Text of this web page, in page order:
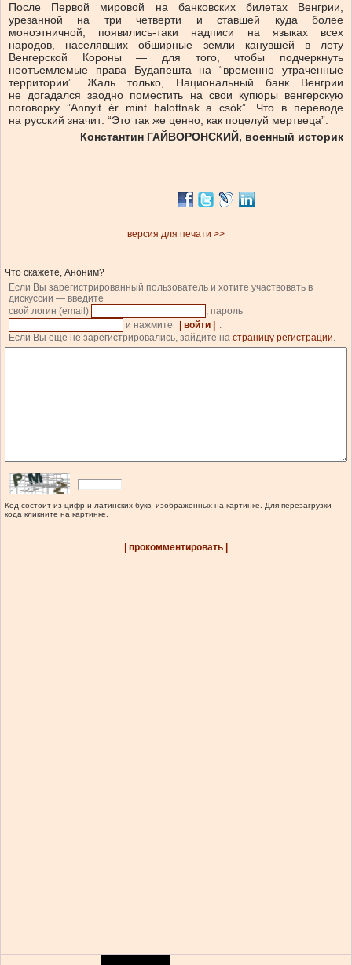
После Первой мировой на банковских билетах Венгрии,
урезанной на три четверти и ставшей куда более
моноэтничной, появились-таки надписи на языках всех
народов, населявших обширные земли канувшей в лету
Венгерской Короны — для того, чтобы подчеркнуть
неотъемлемые права Будапешта на “временно утраченные
территории”. Жаль только, Национальный банк Венгрии
не догадался заодно поместить на свои купюры венгерскую
поговорку ”Annyit ér mint halottnak a csók”. Что в переводе
на русский значит: “Это так же ценно, как поцелуй мертвеца”.
Константин ГАЙВОРОНСКИЙ, военный историк
версия для печати >>
Что скажете, Аноним?
Если Вы зарегистрированный пользователь и хотите участвовать в
дискуссии — введите
свой логин (email)
, пароль
и нажмите
| войти |
.
Если Вы еще не зарегистрировались, зайдите на страницу регистрации.
Код состоит из цифр и латинских букв, изображенных на картинке. Для перезагрузки
кода кликните на картинке.
| прокомментировать |